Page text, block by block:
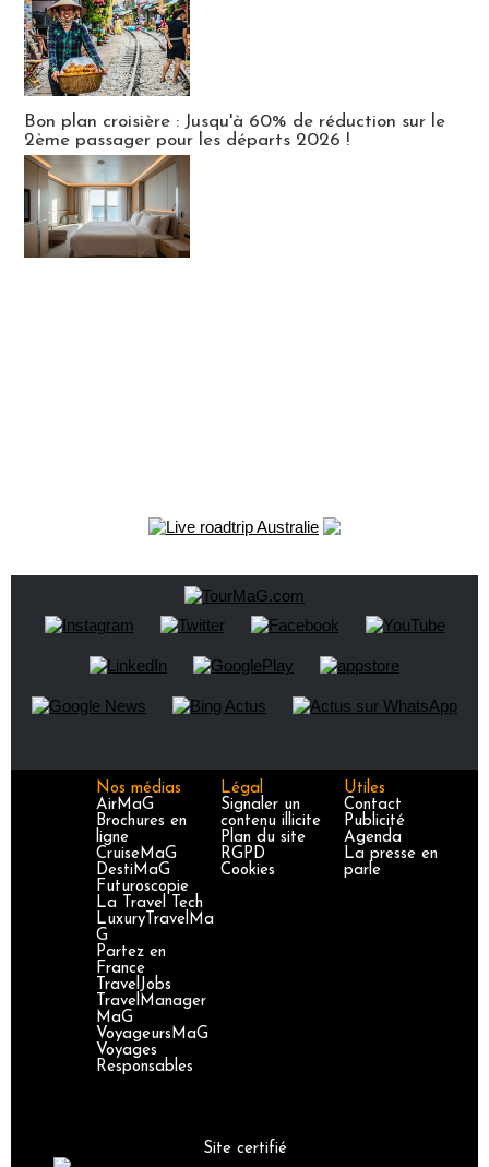
Bon plan croisière : Jusqu'à 60% de réduction sur le
2ème passager pour les départs 2026 !
Nos médias
AirMaG
Brochures en
ligne
CruiseMaG
DestiMaG
Futuroscopie
La Travel Tech
LuxuryTravelMa
G
Partez en
France
TravelJobs
TravelManager
MaG
VoyageursMaG
Voyages
Responsables
Légal
Signaler un
contenu illicite
Plan du site
RGPD
Cookies
Utiles
Contact
Publicité
Agenda
La presse en
parle
Site certifié